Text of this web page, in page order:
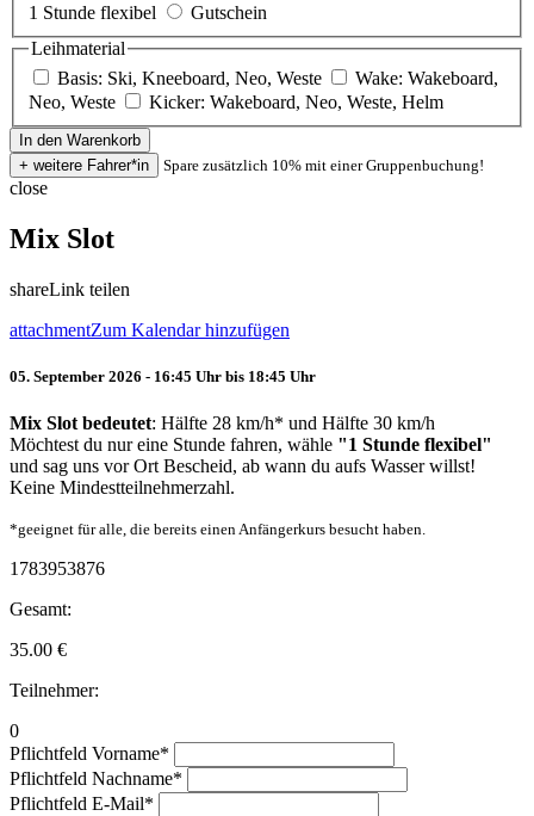
1 Stunde flexibel
Gutschein
Leihmaterial
Basis: Ski, Kneeboard, Neo, Weste
Wake: Wakeboard,
Neo, Weste
Kicker: Wakeboard, Neo, Weste, Helm
Spare zusätzlich 10% mit einer Gruppenbuchung!
close
Mix Slot
shareLink teilen
attachmentZum Kalendar hinzufügen
05. September 2026 - 16:45 Uhr bis 18:45 Uhr
Mix Slot bedeutet: Hälfte 28 km/h* und Hälfte 30 km/h
Möchtest du nur eine Stunde fahren, wähle "1 Stunde flexibel"
und sag uns vor Ort Bescheid, ab wann du aufs Wasser willst!
Keine Mindestteilnehmerzahl.
*geeignet für alle, die bereits einen Anfängerkurs besucht haben.
1783953876
Gesamt:
35.00 €
Teilnehmer:
0
Pflichtfeld Vorname*
Pflichtfeld Nachname*
Pflichtfeld E-Mail*